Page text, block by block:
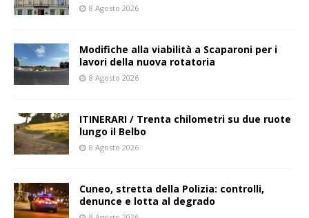
8 Agosto 2026
Modifiche alla viabilità a Scaparoni per i
lavori della nuova rotatoria
8 Agosto 2026
ITINERARI / Trenta chilometri su due ruote
lungo il Belbo
8 Agosto 2026
Cuneo, stretta della Polizia: controlli,
denunce e lotta al degrado